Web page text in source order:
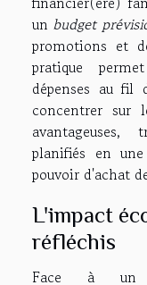
un budget
promotions et
pratique
dépenses au fil
concentrer sur
planifiés en
pouvoir d'achat
L'impact
réfléchis
Face à un